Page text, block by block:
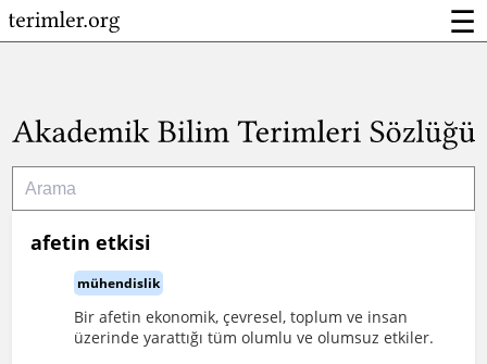
☰
afetin etkisi
mühendislik
Bir afetin ekonomik, çevresel, toplum ve insan
üzerinde yarattığı tüm olumlu ve olumsuz etkiler.